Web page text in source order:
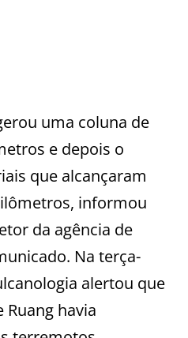
uma coluna de
e depois o
que alcançaram
informou
da agência de
Na terça-
alertou que
havia